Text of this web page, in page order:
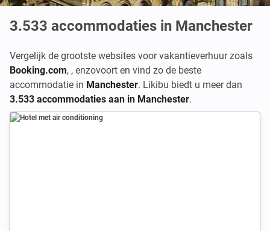
3.533 accommodaties in Manchester
Vergelijk de grootste websites voor vakantieverhuur zoals
Booking.com, , enzovoort en vind zo de beste
accommodatie in Manchester. Likibu biedt u meer dan
3.533 accommodaties aan in Manchester.